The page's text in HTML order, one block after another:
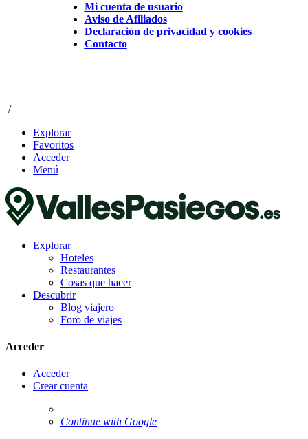
Mi cuenta de usuario
Aviso de Afiliados
Declaración de privacidad y cookies
Contacto
/
Explorar
Favoritos
Acceder
Menú
Explorar
Hoteles
Restaurantes
Cosas que hacer
Descubrir
Blog viajero
Foro de viajes
Acceder
Acceder
Crear cuenta
Continue with Google